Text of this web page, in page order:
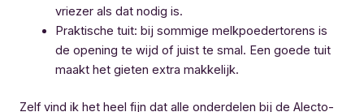
vriezer als dat nodig is.
Praktische tuit: bij sommige melkpoedertorens is
de opening te wijd of juist te smal. Een goede tuit
maakt het gieten extra makkelijk.
Zelf vind ik het heel fijn dat alle onderdelen bij de Alecto-